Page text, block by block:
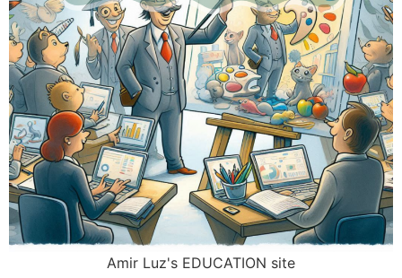
Amir Luz's EDUCATION site